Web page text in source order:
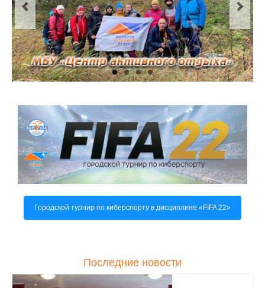
О центре
Документы
Противодействие коррупции
Задать вопрос
Городской турнир по киберспорту в дисциплине «FIFA 22»
Последние новости